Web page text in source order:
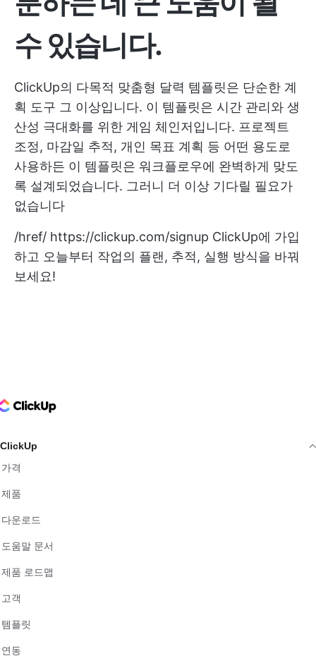
수 있습니다.
ClickUp의 다목적 맞춤형 달력 템플릿은 단순한 계
획 도구 그 이상입니다. 이 템플릿은 시간 관리와 생
산성 극대화를 위한 게임 체인저입니다. 프로젝트
조정, 마감일 추적, 개인 목표 계획 등 어떤 용도로
사용하든 이 템플릿은 워크플로우에 완벽하게 맞도
록 설계되었습니다. 그러니 더 이상 기다릴 필요가
없습니다
/href/ https://clickup.com/signup ClickUp에 가입
하고 오늘부터 작업의 플랜, 추적, 실행 방식을 바꿔
보세요!
Logo
ClickUp
가격
제품
다운로드
도움말 문서
제품 로드맵
고객
템플릿
연동